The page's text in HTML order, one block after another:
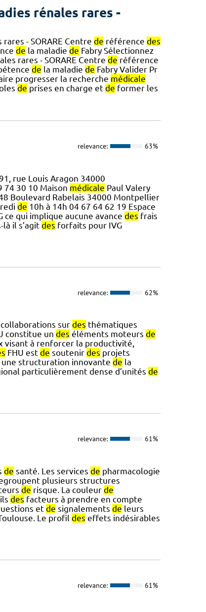
rénales rares -
- SORARE Centre de référence des
de la maladie de Fabry Sélectionnez
rares - SORARE Centre de référence
de la maladie de Fabry Valider Pr
progresser la recherche médicale
de prises en charge et de former les
relevance: 63%
rue Louis Aragon 34000
74 30 10 Maison médicale Paul Valery
Boulevard Rabelais 34000 Montpellier
de 10h à 14h 04 67 64 62 19 Espace
ce qui implique aucune avance des frais
là il s’agit des forfaits pour IVG
relevance: 62%
sur des thématiques
constitue un des éléments moteurs de
visant à renforcer la productivité,
FHU est de soutenir des projets
structuration innovante de la
particulièrement dense d’unités de
relevance: 61%
de santé. Les services de pharmacologie
plusieurs structures
de risque. La couleur de
des facteurs à prendre en compte
et de signalements de leurs
Le profil des effets indésirables
relevance: 61%